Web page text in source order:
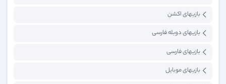
بازیهای اکشن
بازیهای دوبله فارسی
بازیهای فارسی
بازیهای موبایل